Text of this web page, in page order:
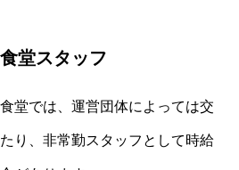
堂スタッフ
堂では、運営団体によっては交
り、非常勤スタッフとして時給